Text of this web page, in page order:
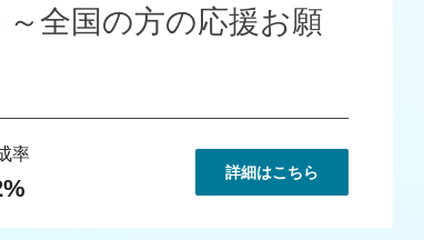
全国の方の応援お願
率
詳細はこちら